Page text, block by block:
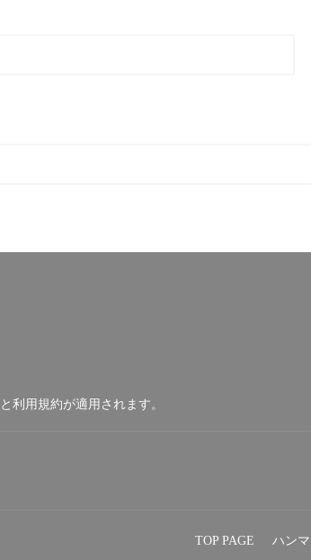
と 利用規約が適用されます。
TOP PAGE ハン